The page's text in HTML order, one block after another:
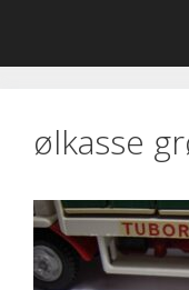
indhold
ølkasse